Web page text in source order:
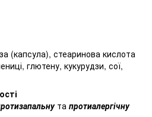
(капсула), стеаринова кислота
глютену, кукурудзи, сої,
та протиалергічну